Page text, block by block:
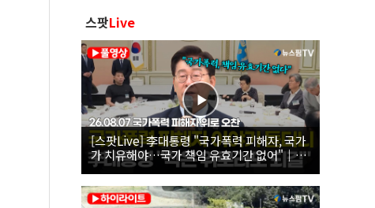
스팟Live
[스팟Live] 李대통령 "국가폭력 피해자, 국가
가 치유해야…국가 책임 유효기간 없어"｜
26.08.07 국가폭력 피해자 위로 오찬